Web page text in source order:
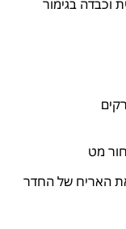
וכבדה בגימור
האריח של החדר